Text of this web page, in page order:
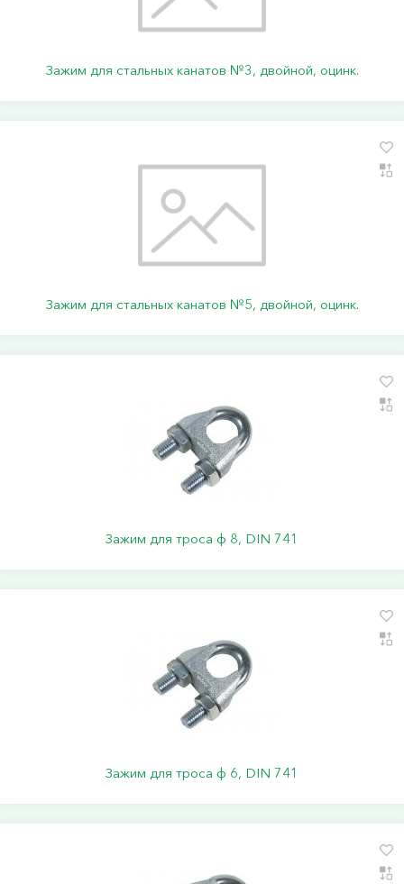
Зажим для стальных канатов №3, двойной, оцинк.
Зажим для стальных канатов №5, двойной, оцинк.
Зажим для троса ф 8, DIN 741
Зажим для троса ф 6, DIN 741